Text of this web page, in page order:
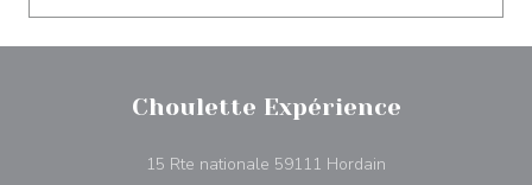
Choulette Expérience
15 Rte nationale 59111 Hordain